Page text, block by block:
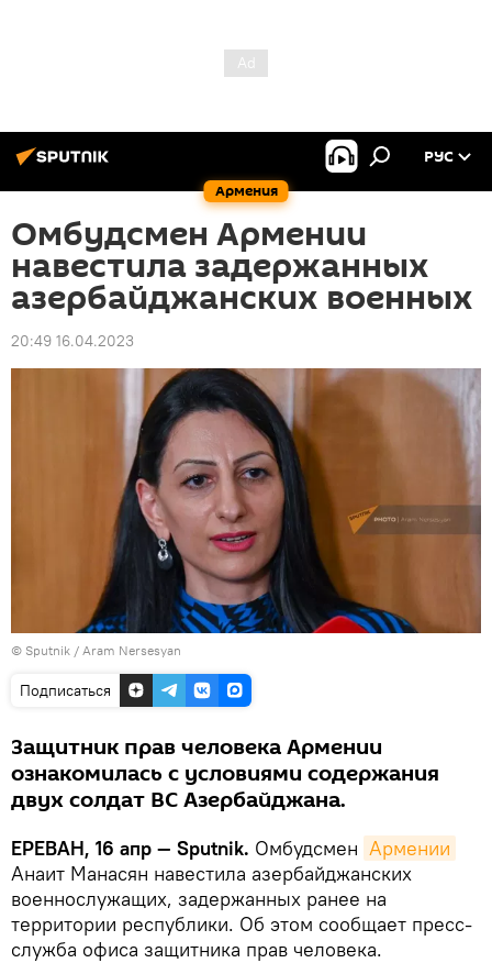
Армения
РУС
Омбудсмен Армении
навестила задержанных
азербайджанских военных
20:49 16.04.2023
© Sputnik / Aram Nersesyan
Подписаться
Защитник прав человека Армении
ознакомилась с условиями содержания
двух солдат ВС Азербайджана.
ЕРЕВАН, 16 апр — Sputnik. Омбудсмен Армении
Анаит Манасян навестила азербайджанских
военнослужащих, задержанных ранее на
территории республики. Об этом сообщает пресс-
служба офиса защитника прав человека.